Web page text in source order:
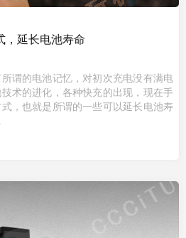
，延长电池寿命
谓的电池记忆，对初次充电没有满电
术的进化，各种快充的出现，现在手
，也就是所谓的一些可以延长电池寿